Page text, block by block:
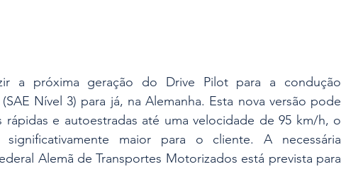
a próxima geração do Drive Pilot para a condução
Nível 3) para já, na Alemanha. Esta nova versão pode
rápidas e autoestradas até uma velocidade de 95 km/h, o
maior para o cliente. A necessária
Alemã de Transportes Motorizados está prevista para